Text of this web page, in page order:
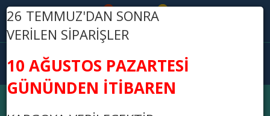
Üye Ol Giriş Yap
26 TEMMUZ'DAN SONRA
VERİLEN SİPARİŞLER
10 AĞUSTOS PAZARTESİ
GÜNÜNDEN İTİBAREN